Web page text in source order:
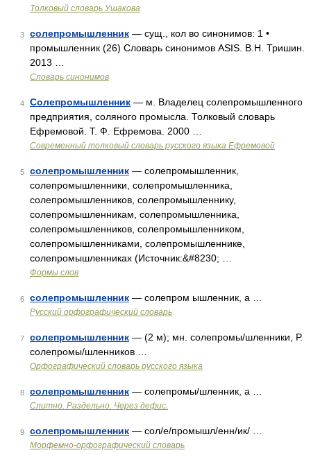
Толковый словарь Ушакова
3 солепромышленник — сущ., кол во синонимов: 1 •
промышленник (26) Словарь синонимов ASIS. В.Н. Тришин.
2013 …
Словарь синонимов
4 Солепромышленник — м. Владелец солепромышленного
предприятия, соляного промысла. Толковый словарь
Ефремовой. Т. Ф. Ефремова. 2000 …
Современный толковый словарь русского языка Ефремовой
5 солепромышленник — солепромышленник,
солепромышленники, солепромышленника,
солепромышленников, солепромышленнику,
солепромышленникам, солепромышленника,
солепромышленников, солепромышленником,
солепромышленниками, солепромышленнике,
солепромышленниках (Источник:&#8230; …
Формы слов
6 солепромышленник — солепром ышленник, а …
Русский орфографический словарь
7 солепромышленник — (2 м); мн. солепромы/шленники, Р.
солепромы/шленников …
Орфографический словарь русского языка
8 солепромышленник — солепромы/шленник, а …
Слитно. Раздельно. Через дефис.
9 солепромышленник — сол/е/промышл/енн/ик/ …
Морфемно-орфографический словарь